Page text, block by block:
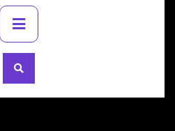
Primary
Menu